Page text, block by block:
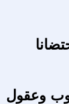
وعقول